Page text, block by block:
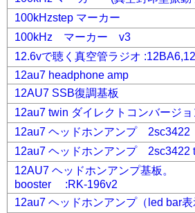
100kHzstep マーカー
100kHz マーカー v3
12.6vで聴く真空管ラジオ
12au7 headphone amp
12AU7 SSB復調基板
12au7 twin ダイレクトコンバージ
12au7 ヘッドホンアンプ 2sc3422
12au7 ヘッドホンアンプ 2sc3422
12AU7 ヘッドホンアンプ基板。
booster :RK-196v2
12au7 ヘッドホンアンプ（led bar表